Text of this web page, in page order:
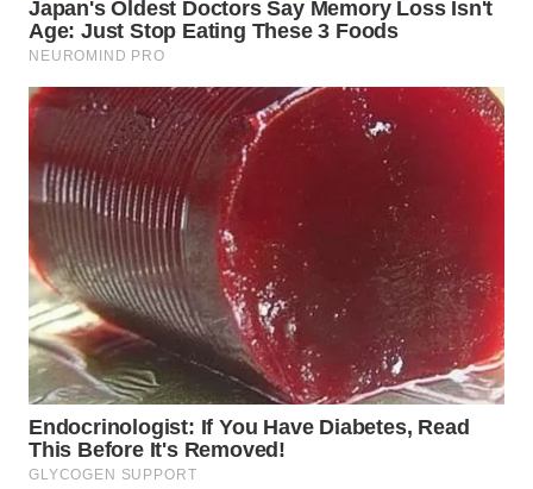
KARO
SIMALUNGUN
WN
LABUHANBATU
WN
TAPANULI
TENGAH
WN DELI
SERDANG
WN
TEBING